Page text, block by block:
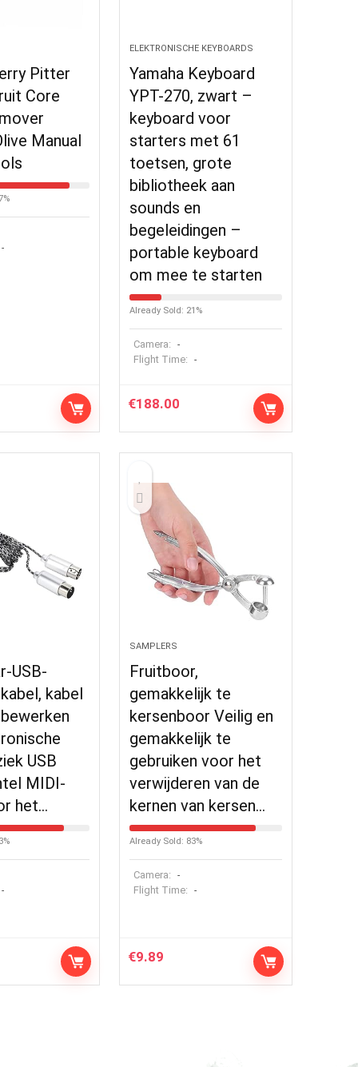
Pitter
Core
Manual
-
ELEKTRONISCHE KEYBOARDS
Yamaha Keyboard
YPT-270, zwart –
keyboard voor
starters met 61
toetsen, grote
bibliotheek aan
sounds en
begeleidingen –
portable keyboard
om mee te starten
Already Sold: 21%
Camera: -
Flight Time: -
€188.00
USB-
kabel
USB
MIDI-
het…
-
SAMPLERS
Fruitboor,
gemakkelijk te
kersenboor Veilig en
gemakkelijk te
gebruiken voor het
verwijderen van de
kernen van kersen…
Already Sold: 83%
Camera: -
Flight Time: -
€9.89